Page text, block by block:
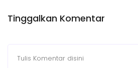
Tinggalkan Komentar